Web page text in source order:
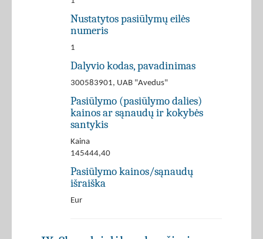
Nustatytos pasiūlymų eilės
numeris
1
Dalyvio kodas, pavadinimas
300583901, UAB "Avedus"
Pasiūlymo (pasiūlymo dalies)
kainos ar sąnaudų ir kokybės
santykis
Kaina
145444,40
Pasiūlymo kainos/sąnaudų
išraiška
Eur